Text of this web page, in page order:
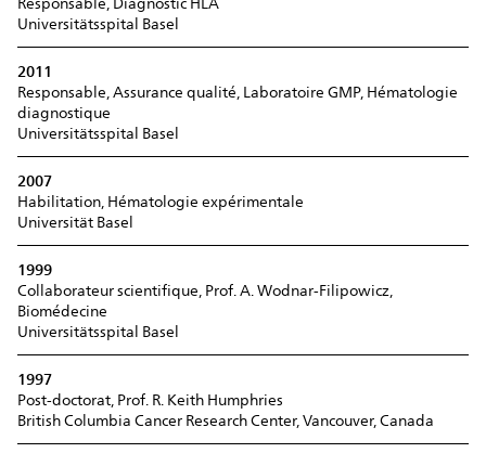
Universitätsspital Basel
2011
Responsable, Assurance qualité, Laboratoire GMP, Hématologie
diagnostique
Universitätsspital Basel
2007
Habilitation, Hématologie expérimentale
Universität Basel
1999
Collaborateur scientifique, Prof. A. Wodnar-Filipowicz,
Biomédecine
Universitätsspital Basel
1997
Post-doctorat, Prof. R. Keith Humphries
British Columbia Cancer Research Center, Vancouver, Canada